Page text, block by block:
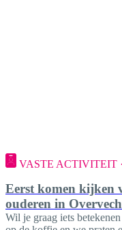
VASTE ACTIVITEIT
Eerst komen kijken
ouderen in
Wil je graag iets